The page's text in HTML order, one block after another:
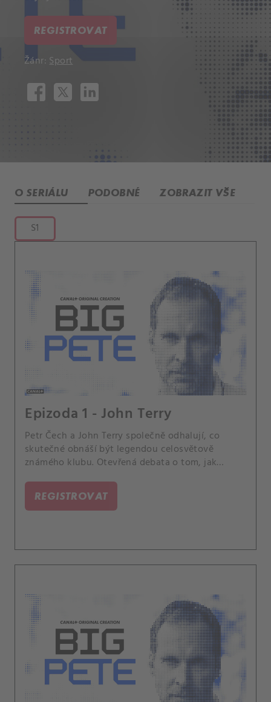
REGISTROVAT
Žánr: Sport
O SERIÁLU PODOBNÉ ZOBRAZIT VŠE
S1
Epizoda 1 - John Terry
Petr Čech a John Terry společně odhalují, co
skutečné obnáší být legendou celosvětově
známého klubu. Otevřená debata o tom, jak
zároveň se vyrovnat s obrovským zájmem médií a
veřejnosti.
REGISTROVAT